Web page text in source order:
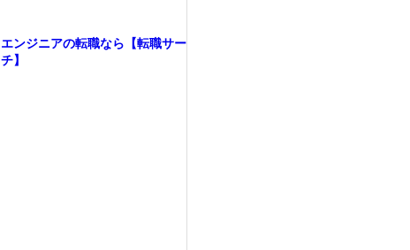
エンジニアの転職なら【転職サー
チ】